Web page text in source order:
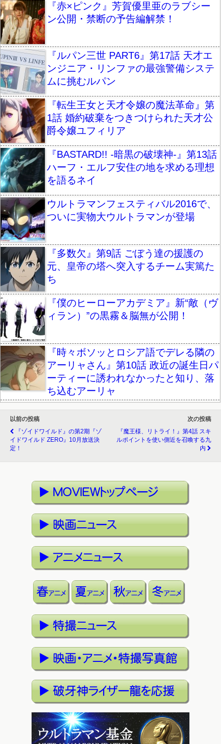
『赤×ピンク』芳賀優里亜のラブシー
ン公開・禁断の予告編解禁！
『ルパン三世 PART6』第17話 天才エ
ンジニア・リンファの最強警備システ
ムに挑むルパン
『転生王女と天才令嬢の魔法革命』第
1話 婚約破棄をつきつけられた天才公
爵令嬢ユフィリア
『BASTARD!! -暗黒の破壊神-』第13話
ハーフ・エルフ安住の地を求める理想
を語るネイ
ウルトラマンフェスティバル2016で、
ついに実物大ウルトラマンが登場
『多数欠』第9話 ごぼう達の援護の
元、皇帝の塔へ突入するチーム実篤た
ち
『僕のヒーローアカデミア』新“敵（ヴ
ィラン）”の黒霧＆脳無が公開！
『時々ボソッとロシア語でデレる隣の
アーリャさん』第10話 政近の誕生日パ
ーティーに誘われなかったと知り、落
ち込むアーリャ
以前の投稿
『ゾイドワイルド』の第2期『ゾ
イドワイルド ZERO』10月放送決
定！
次の投稿
『魔王様、リトライ！』第4話 スキ
ルポイントを使い側近を召喚する九
内